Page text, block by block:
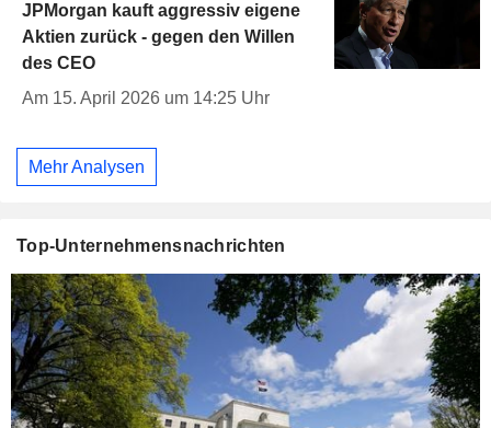
JPMorgan kauft aggressiv eigene
Aktien zurück - gegen den Willen
des CEO
Am 15. April 2026 um 14:25 Uhr
Mehr Analysen
Top-Unternehmensnachrichten